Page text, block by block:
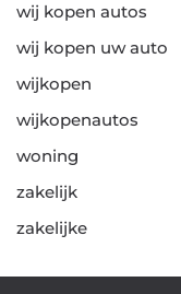
wij kopen autos
wij kopen uw auto
wijkopen
wijkopenautos
woning
zakelijk
zakelijke